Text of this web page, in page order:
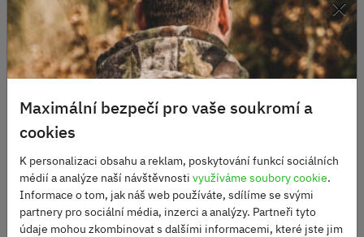
Vlajka Kanada Vlajka Francie
Maximální bezpečí pro vaše soukromí a
cookies
K personalizaci obsahu a reklam, poskytování funkcí sociálních
médií a analýze naší návštěvnosti využíváme soubory cookie.
Informace o tom, jak náš web používáte, sdílíme se svými
partnery pro sociální média, inzerci a analýzy. Partneři tyto
údaje mohou zkombinovat s dalšími informacemi, které jste jim